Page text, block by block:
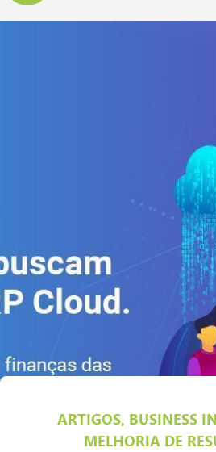
ARTIGOS, BUSINESS
MELHORIA DE